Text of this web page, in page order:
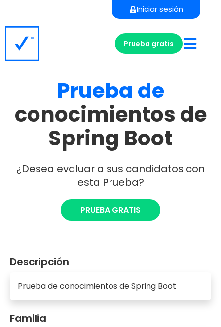
Iniciar sesión
Prueba gratis
Prueba de
conocimientos de
Spring Boot
¿Desea evaluar a sus candidatos con
esta Prueba?
PRUEBA GRATIS
Descripción
Prueba de conocimientos de Spring Boot
Familia